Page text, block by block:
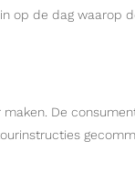
op de dag waarop
De